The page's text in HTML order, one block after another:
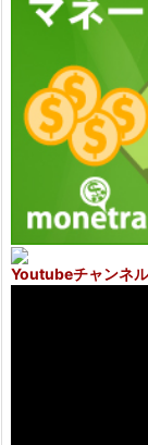
Youtubeチャンネル